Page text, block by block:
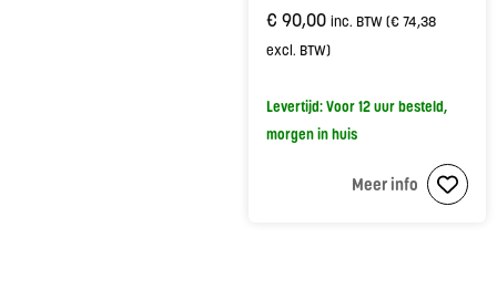
€ 90,00 inc. BTW (€74,38
excl. BTW)
Levertijd: Voor 12 uur besteld,
morgen in huis
Meer info